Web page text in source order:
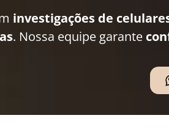
investigações de
. Nossa equipe garante